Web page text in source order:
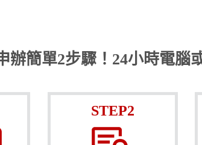
辦簡單2步驟！24小時電腦
STEP2